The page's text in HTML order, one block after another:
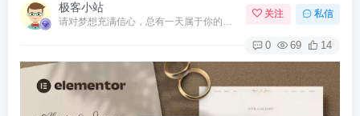
极客小站
请对梦想充满信心，总有一天属于你的彩虹会在天空微笑
关注 私信
0 69 14